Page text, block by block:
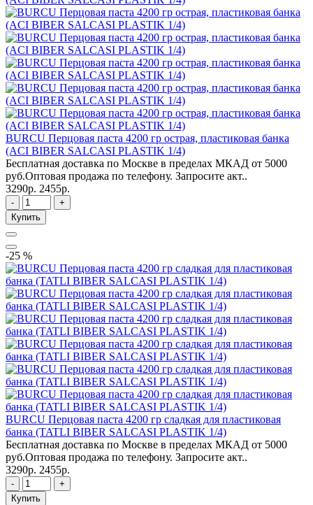
BURCU Перцовая паста 4200 гр острая, пластиковая банка
(ACI BIBER SALCASI PLASTIK 1/4)
Бесплатная доставка по Москве в пределах МКАД от 5000
руб.Оптовая продажа по телефону. Запросите акт..
3290р. 2455р.
-
+
Купить
-25 %
BURCU Перцовая паста 4200 гр сладкая для пластиковая
банка (TATLI BIBER SALCASI PLASTIK 1/4)
Бесплатная доставка по Москве в пределах МКАД от 5000
руб.Оптовая продажа по телефону. Запросите акт..
3290р. 2455р.
-
+
Купить